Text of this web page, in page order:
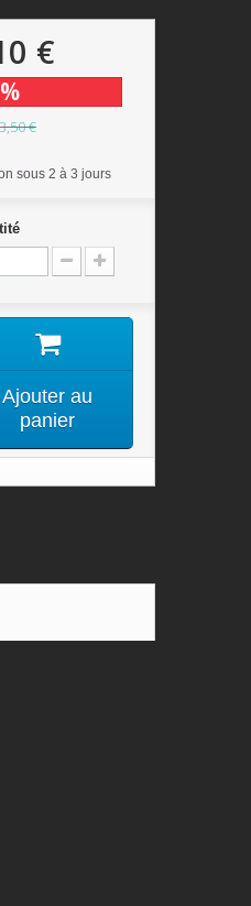
€
€
sous 2 à 3 jours
Ajouter au
panier